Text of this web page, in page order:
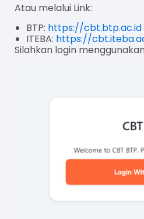
Atau melalui Link:
BTP: https://cbt.btp.ac.id
ITEBA: https://
Silahkan login